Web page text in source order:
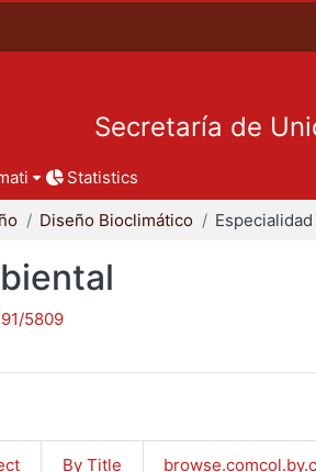
Secretaría de
Statistics
Diseño Bioclimático
5809
By Title